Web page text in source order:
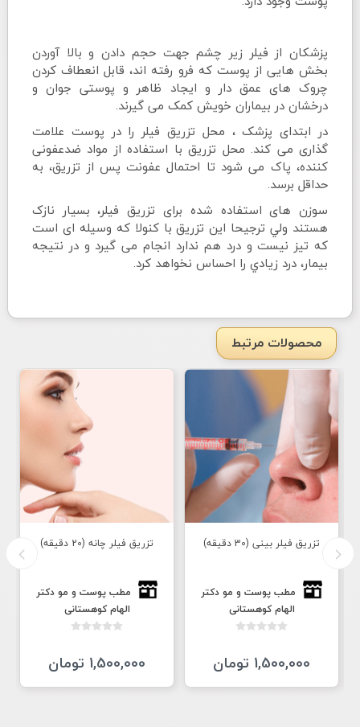
پزشکان از فیلر زیر چشم جهت حجم دادن و بالا آوردن
بخش هایی از پوست که فرو رفته اند، قابل انعطاف کردن
چروک های عمق دار و ایجاد ظاهر و پوستی جوان و
درخشان در بیماران خویش کمک می گیرند.
در ابتدای پزشک ، محل تزریق فیلر را در پوست علامت
گذاری می کند. محل تزریق با استفاده از مواد ضدعفونی
کننده، پاک می شود تا احتمال عفونت پس از تزریق، به
حداقل برسد.
سوزن های استفاده شده برای تزریق فیلر، بسیار نازک
هستند ولي ترجيحا اين تزريق با كنولا كه وسيله اى است
كه تيز نيست و درد هم ندارد انجام مى گيرد و در نتیجه
بیمار، درد زيادي را احساس نخواهد کرد.
محصولات مرتبط
تزریق فيلر بینی (30 دقیقه)
مطب پوست و مو دكتر
الهام كوهستانى
1,500,000 تومان
تزریق فيلر چانه (20 دقیقه)
مطب پوست و مو دكتر
الهام كوهستانى
1,500,000 تومان